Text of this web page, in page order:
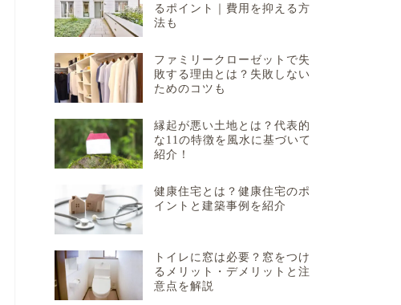
るポイント｜費用を抑える方
法も
ファミリークローゼットで失
敗する理由とは？失敗しない
ためのコツも
縁起が悪い土地とは？代表的
な11の特徴を風水に基づいて
紹介！
健康住宅とは？健康住宅のポ
イントと建築事例を紹介
トイレに窓は必要？窓をつけ
るメリット・デメリットと注
意点を解説